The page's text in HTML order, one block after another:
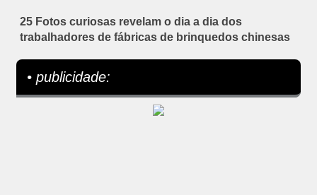
25 Fotos curiosas revelam o dia a dia dos
trabalhadores de fábricas de brinquedos chinesas
• publicidade: